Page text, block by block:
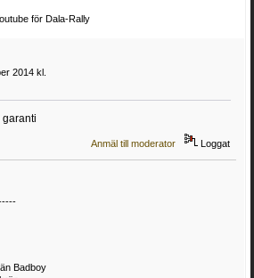
för Dala-Rally
2014 kl.
garanti
Anmäl till moderator Loggat
Badboy